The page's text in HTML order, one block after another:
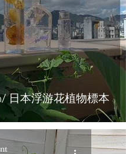
日本浮游花植物標本